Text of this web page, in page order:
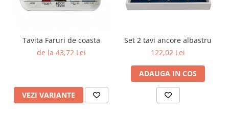
Tavita Faruri de coasta
de la 43,72 Lei
VEZI VARIANTE
Set 2 tavi ancore albastru
122,02 Lei
ADAUGA IN COS